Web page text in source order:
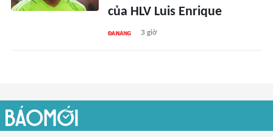
của HLV Luis Enrique
3 giờ